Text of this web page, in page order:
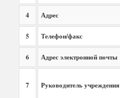
4 Адрес
5 Телефон/факс
6 Адрес электронной почты
7 Руководитель учреждения